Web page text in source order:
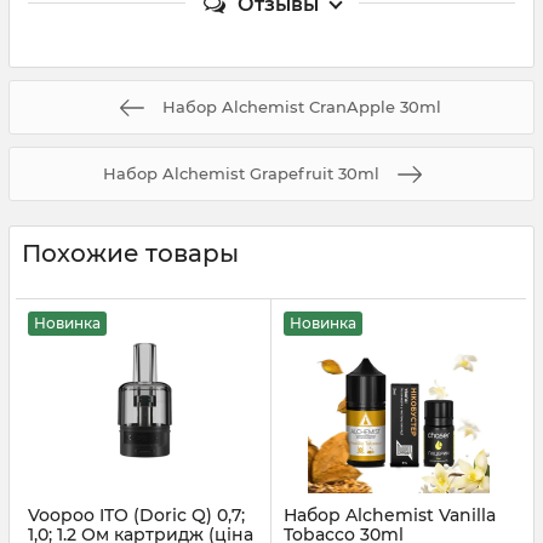
Набор Alchemist CranApple 30ml
Набор Alchemist Grapefruit 30ml
Похожие товары
Новинка
Voopoo ITO (Doric Q) 0,7;
1,0; 1.2 Ом картридж (ціна
Новинка
Набор Alchemist Vanilla
Tobacco 30ml